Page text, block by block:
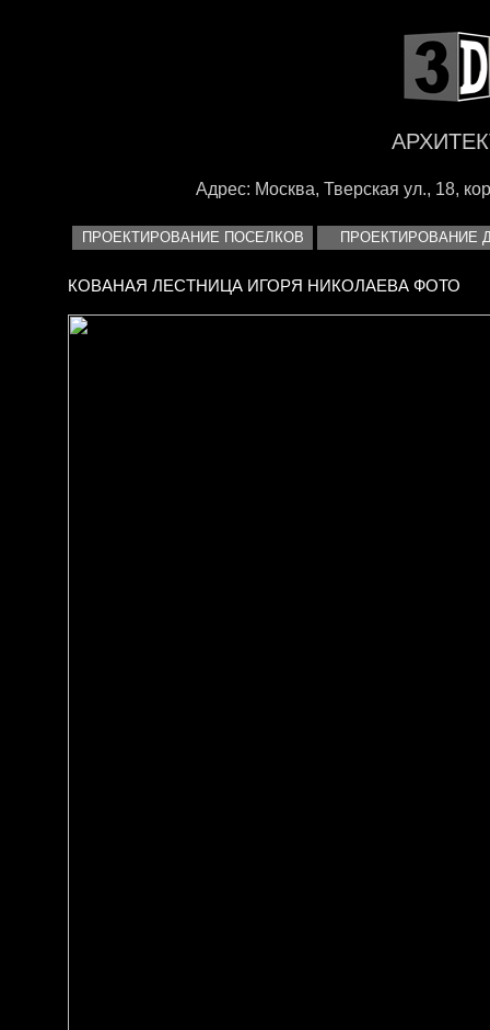
Адрес: Москва, Тверская ул., 18,
ПРОЕКТИРОВАНИЕ ПОСЕЛКОВ ПРОЕКТИРОВАНИЕ
КОВАНАЯ ЛЕСТНИЦА ИГОРЯ НИКОЛАЕВА ФОТО